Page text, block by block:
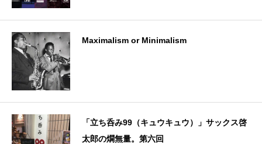
Maximalism or Minimalism
「立ち呑み99（キュウキュウ）」サックス啓
太郎の燗無量。第六回